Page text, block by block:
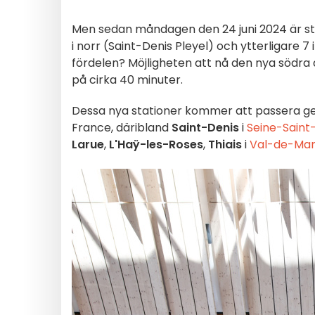
Men sedan måndagen den 24 juni 2024 är
i norr (Saint-Denis Pleyel) och ytterligare
fördelen? Möjligheten att nå den nya
på cirka 40 minuter.
Dessa nya stationer kommer att passera
France, däribland Saint-DenisiSeine-
Larue, L'Haÿ-les-Roses, ThiaisiVal-de-